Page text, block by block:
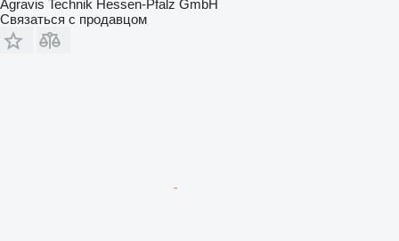
Agravis Technik Hessen-Pfalz GmbH
Связаться с продавцом